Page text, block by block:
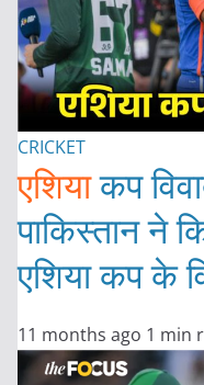
CRICKET
एशियाकप
पाकिस्तान ने
एशिया कप के
11 months ago 1 min